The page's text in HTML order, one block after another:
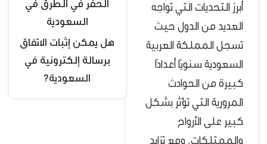
أبرز التحديات التي تواجه
العديد من الدول حيث
تسجل المملكة العربية
السعودية سنويًا أعدادًا
كبيرة من الحوادث
المرورية التي تؤثر بشكل
كبير على الأرواح
الحفر في الطرق في
السعودية
هل يمكن إثبات الاتفاق
برسالة إلكترونية في
السعودية؟